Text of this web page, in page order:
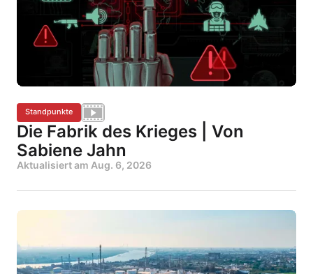
Standpunkte
Die Fabrik des Krieges | Von
Sabiene Jahn
Aktualisiert am Aug. 6, 2026